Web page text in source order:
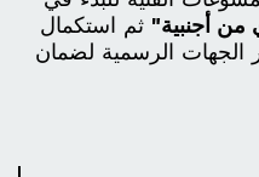
أجنبية" ثم استكمال
الجهات الرسمية لضمان